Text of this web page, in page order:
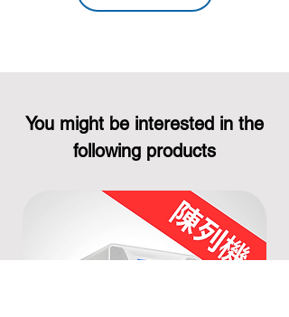
You might be interested in the
following products